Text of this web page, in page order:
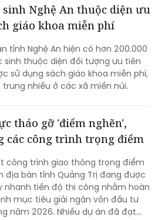
sinh Nghệ An thuộc diện ưu
giáo khoa miễn phí
tỉnh Nghệ An hiện có hơn 200.000
sinh thuộc diện đối tượng ưu tiên
sử dụng sách giáo khoa miễn phí,
trung nhiều ở các xã miền núi.
tháo gỡ 'điểm nghẽn',
các công trình trọng điểm
công trình giao thông trọng điểm
địa bàn tỉnh Quảng Trị đang được
nhanh tiến độ thi công nhằm hoàn
mục tiêu giải ngân vốn đầu tư
năm 2026. Nhiều dự án đã đạt